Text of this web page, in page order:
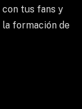
tus fans y
la formación de